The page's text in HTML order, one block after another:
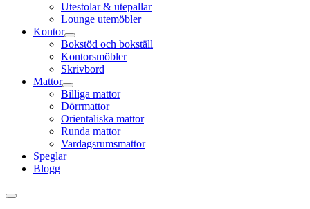
Utestolar & utepallar
Lounge utemöbler
Kontor
Bokstöd och bokställ
Kontorsmöbler
Skrivbord
Mattor
Billiga mattor
Dörrmattor
Orientaliska mattor
Runda mattor
Vardagsrumsmattor
Speglar
Blogg